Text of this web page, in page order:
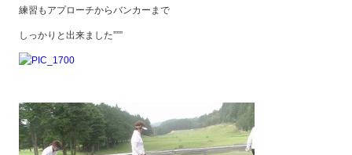
練習もアプローチからバンカーまで
しっかりと出来ました”””